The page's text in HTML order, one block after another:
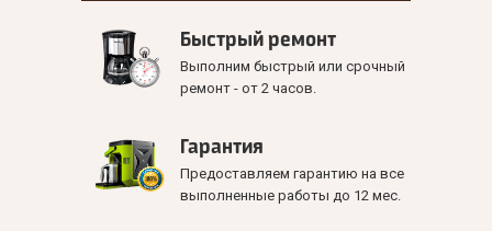
Быстрый ремонт
Выполним быстрый или срочный
ремонт - от 2 часов.
Гарантия
Предоставляем гарантию на все
выполненные работы до 12 мес.